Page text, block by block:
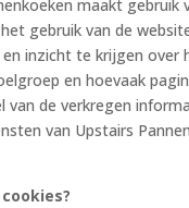
maakt gebruik
gebruik van de
inzicht te krijgen over
en hoevaak
van de verkregen
van Upstairs